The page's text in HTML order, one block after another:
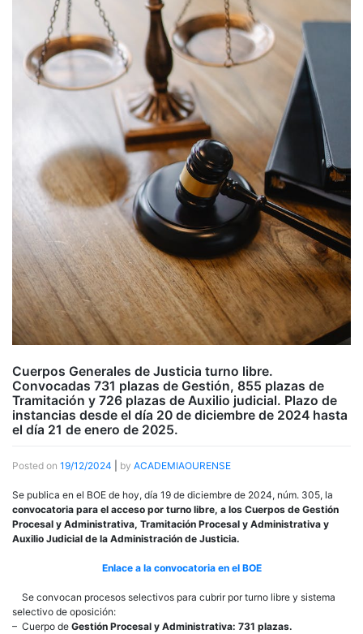
Cuerpos Generales de Justicia turno libre.
Convocadas 731 plazas de Gestión, 855 plazas de
Tramitación y 726 plazas de Auxilio judicial. Plazo de
instancias desde el día 20 de diciembre de 2024 hasta
el día 21 de enero de 2025.
Posted on 19/12/2024 by ACADEMIAOURENSE
Se publica en el BOE de hoy, día 19 de diciembre de 2024, núm. 305, la
convocatoria para el acceso por turno libre, a los Cuerpos de Gestión
Procesal y Administrativa, Tramitación Procesal y Administrativa y
Auxilio Judicial de la Administración de Justicia.
Enlace a la convocatoria en el BOE
Se convocan procesos selectivos para cubrir por turno libre y sistema
selectivo de oposición:
– Cuerpo de Gestión Procesal y Administrativa: 731 plazas.